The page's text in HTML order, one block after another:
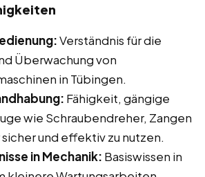
Verständnis für die
Überwachung von
in Tübingen.
Fähigkeit, gängige
wie Schraubendreher, Zangen
und effektiv zu nutzen.
in Mechanik: Basiswissen in